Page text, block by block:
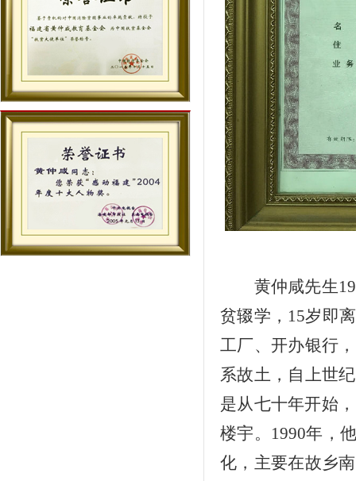
黄仲咸先生
贫辍学， 15岁即
工厂、开办银行
系故土，自上世
是从七十年开始
楼宇。 1990年，
化，主要在故乡